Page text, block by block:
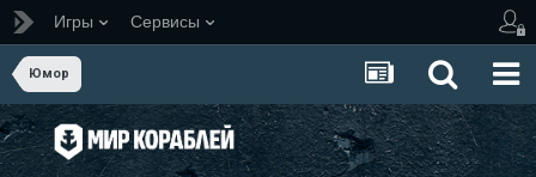
Игры Сервисы
Юмор